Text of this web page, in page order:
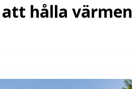
hålla värmen